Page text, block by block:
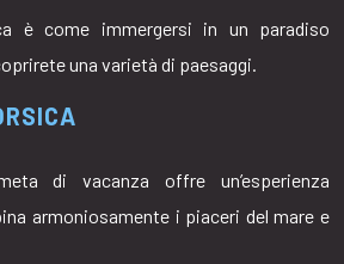
è come immergersi in un paradiso
una varietà di paesaggi.
di vacanza offre un’esperienza
armoniosamente i piaceri del mare e